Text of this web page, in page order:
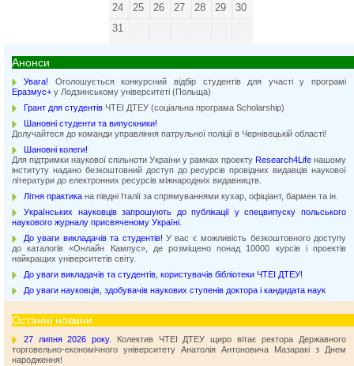
24
25 26 27 28 29
30
31
Анонси
Увага! Оголошується конкурсний відбір студентів для участі у програмі
Еразмус+ у Лодзинському університеті (Польща)
Грант для студентів ЧТЕІ ДТЕУ (соціальна програма Scholarship)
Шановні студенти та випускники!
Долучайтеся до команди управління патрульної поліції в Чернівецькій області!
Шановні колеги!
Для підтримки наукової спільноти України у рамках проекту Research4Life нашому
інституту надано безкоштовний доступ до ресурсів провідних видавців наукової
літератури до електронних ресурсів міжнародних видавництв.
Літня практика на півдні Італії за спрямуваннями кухар, офіціант, бармен та ін.
Українських науковців запрошують до публікації у спецвипуску польського
наукового журналу присвяченому Україні
До уваги викладачів та студентів! У вас є можливість безкоштовного доступу
до каталогів «Онлайн Кампус», де розміщено понад 10000 курсів і проектів
найкращих університетів світу.
До уваги викладачів та студентів, користувачів бібліотеки ЧТЕІ ДТЕУ!
До уваги науковців, здобувачів наукових ступенів доктора і кандидата наук
Останні новини
27 липня 2026 року.
Колектив ЧТЕІ ДТЕУ щиро вітає ректора Державного
торговельно-економічного університету Анатолія Антоновича Мазаракі з Днем
народження!